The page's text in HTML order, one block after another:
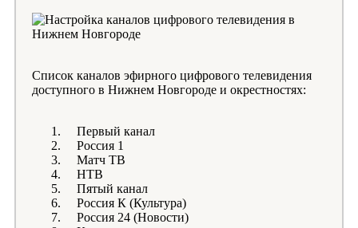
Список каналов эфирного цифрового телевидения
доступного в Нижнем Новгороде и окрестностях:
Первый канал
Россия 1
Матч ТВ
НТВ
Пятый канал
Россия К (Культура)
Россия 24 (Новости)